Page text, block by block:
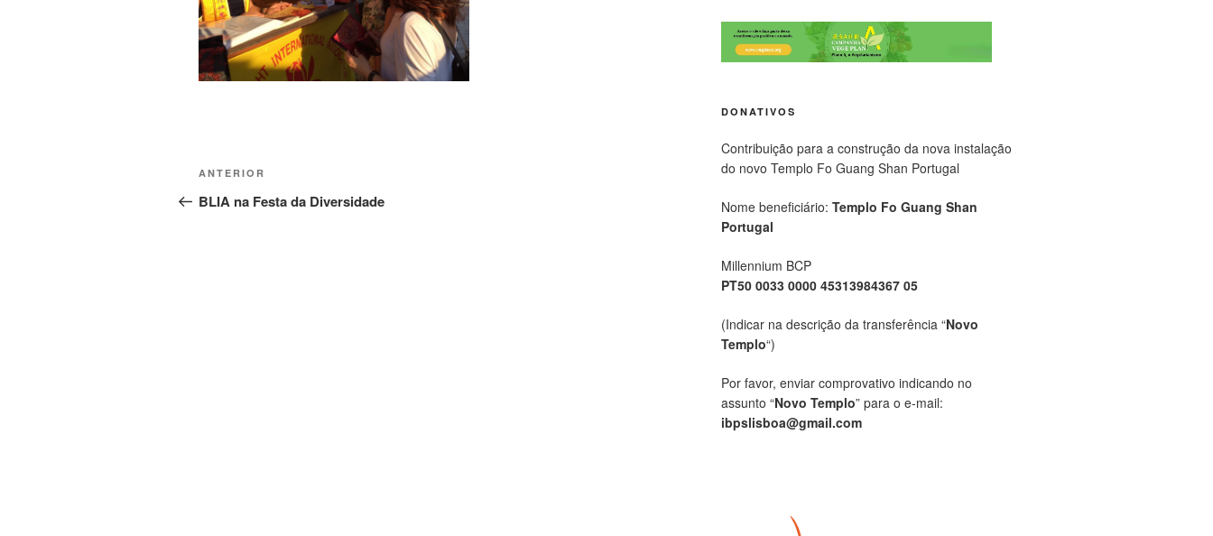
ANTERIOR
BLIA na Festa da Diversidade
DONATIVOS
Contribuição para a construção da nova instalação
do novo Templo Fo Guang Shan Portugal
Nome beneficiário: Templo Fo Guang Shan
Portugal
Millennium BCP
PT50 0033 0000 45313984367 05
(Indicar na descrição da transferência “Novo
Templo“)
Por favor, enviar comprovativo indicando no
assunto “Novo Templo” para o e-mail:
ibpslisboa@gmail.com